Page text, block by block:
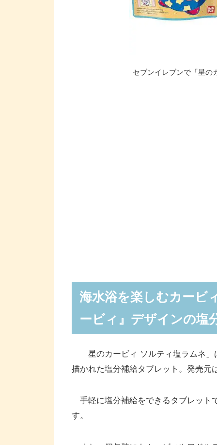
セブンイレブンで「星の
海水浴を楽しむカービ
ービィ』デザインの塩
「星のカービィ ソルティ塩ラムネ」
描かれた塩分補給タブレット。発売元
手軽に塩分補給をできるタブレット
す。